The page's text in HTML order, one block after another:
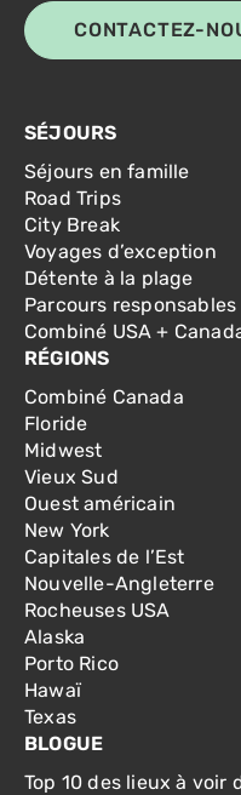
CONTACTEZ-
SÉJOURS
Séjours en famille
Road Trips
City Break
Voyages d’exception
Détente à la plage
Parcours responsables
Combiné USA +
RÉGIONS
Combiné Canada
Floride
Midwest
Vieux Sud
Ouest américain
New York
Capitales de l’Est
Nouvelle-Angleterre
Rocheuses USA
Alaska
Porto Rico
Hawaï
Texas
BLOGUE
Top 10 des lieux à voir